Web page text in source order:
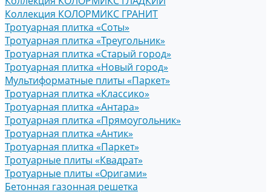
Коллекция КОЛОРМИКС ГРАНИТ
Тротуарная плитка «Соты»
Тротуарная плитка «Треугольник»
Тротуарная плитка «Старый город»
Тротуарная плитка «Новый город»
Мультиформатные плиты «Паркет»
Тротуарная плитка «Классико»
Тротуарная плитка «Антара»
Тротуарная плитка «Прямоугольник»
Тротуарная плитка «Антик»
Тротуарная плитка «Паркет»
Тротуарные плиты «Квадрат»
Тротуарные плиты «Оригами»
Бетонная газонная решетка